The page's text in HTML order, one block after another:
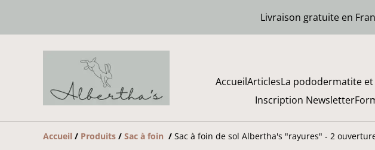
Livraison gratuite en
AccueilArticlesLa pododermatite
Inscription Newsletter
Accueil / Produits / Sac à foin / Sac à foin de sol Albertha's "rayures" - 2